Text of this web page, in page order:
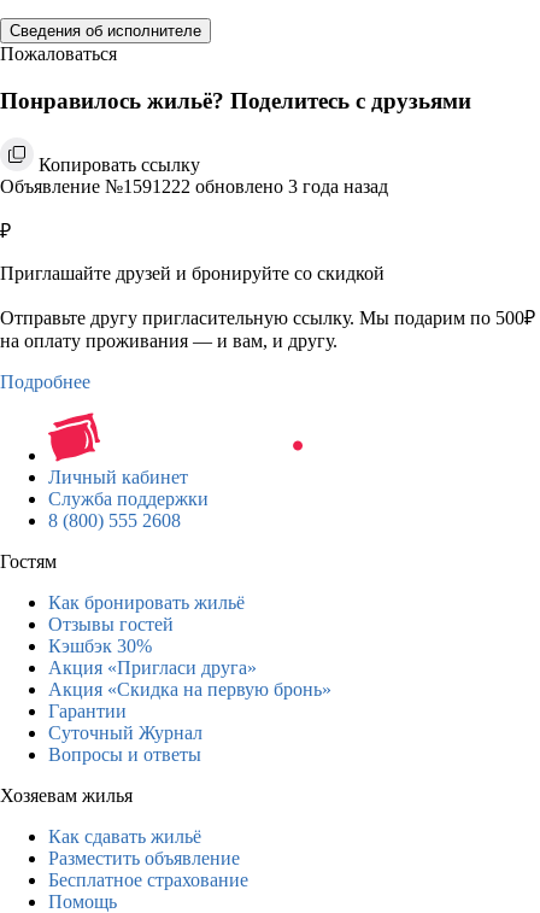
Сведения об исполнителе
Пожаловаться
Понравилось жильё? Поделитесь с друзьями
Копировать ссылку
Объявление №1591222 обновлено 3 года назад
₽
Приглашайте друзей и бронируйте со скидкой
Отправьте другу пригласительную ссылку. Мы подарим по 500₽
на оплату проживания — и вам, и другу.
Подробнее
Личный кабинет
Служба поддержки
8 (800) 555 2608
Гостям
Как бронировать жильё
Отзывы гостей
Кэшбэк 30%
Акция «Пригласи друга»
Акция «Скидка на первую бронь»
Гарантии
Суточный Журнал
Вопросы и ответы
Хозяевам жилья
Как сдавать жильё
Разместить объявление
Бесплатное страхование
Помощь